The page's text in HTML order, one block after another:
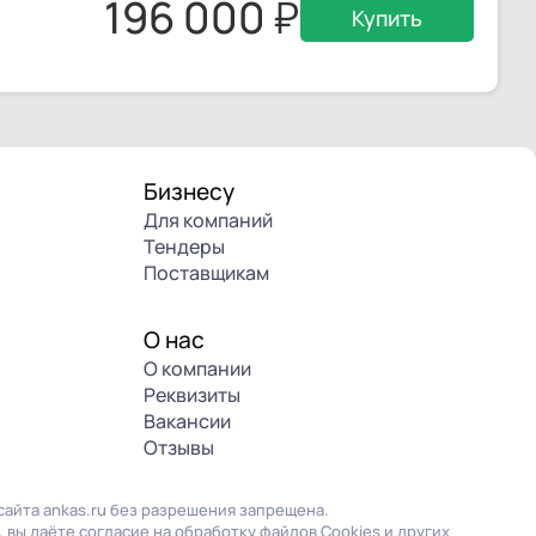
196 000 Купить
Бизнесу
Для компаний
Тендеры
Поставщикам
О нас
О компании
Реквизиты
Вакансии
Отзывы
ankas.ru без разрешения запрещена.
даёте согласие на обработку файлов Cookies и других